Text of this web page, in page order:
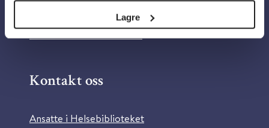
Lagre
Information in English
Bilder fra Colourbox.com
Kontakt oss
Ansatte i Helsebiblioteket